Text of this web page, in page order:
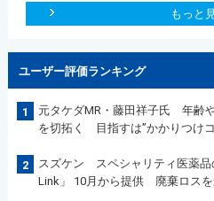
もっと
ユーザー評価ランキング
1
元タケダMR・藤田祥子氏 年齢
を切拓く 目指すは”かかりつけ
2
スズケン スペシャリティ医薬品
Link」 10月から提供 廃棄ロス